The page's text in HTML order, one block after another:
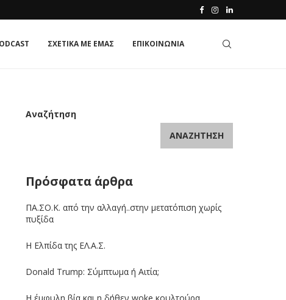
ΣΧΕΤΙΚΑ ΜΕ ΕΜΑΣ ΕΠΙΚΟΙΝΩΝΙΑ
Αναζήτηση
ΑΝΑΖΉΤΗΣΗ
Πρόσφατα άρθρα
ΠΑ.ΣΟ.Κ. από την αλλαγή..στην μετατόπιση χωρίς
πυξίδα
Η Ελπίδα της ΕΛ.Α.Σ.
Donald Trump: Σύμπτωμα ή Αιτία;